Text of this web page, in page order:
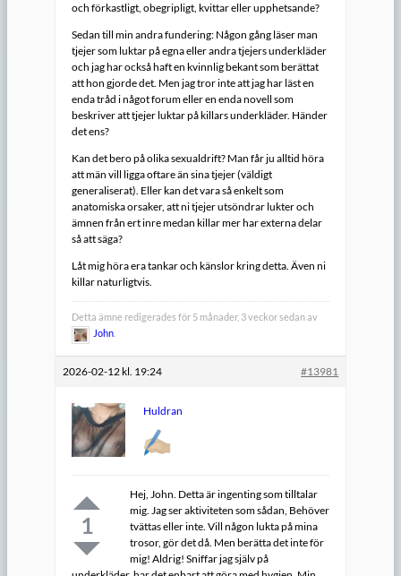
och förkastligt, obegripligt, kvittar eller upphetsande?
Sedan till min andra fundering: Någon gång läser man
tjejer som luktar på egna eller andra tjejers underkläder
och jag har också haft en kvinnlig bekant som berättat
att hon gjorde det. Men jag tror inte att jag har läst en
enda tråd i något forum eller en enda novell som
beskriver att tjejer luktar på killars underkläder. Händer
det ens?
Kan det bero på olika sexualdrift? Man får ju alltid höra
att män vill ligga oftare än sina tjejer (väldigt
generaliserat). Eller kan det vara så enkelt som
anatomiska orsaker, att ni tjejer utsöndrar lukter och
ämnen från ert inre medan killar mer har externa delar
så att säga?
Låt mig höra era tankar och känslor kring detta. Även ni
killar naturligtvis.
Detta ämne redigerades för 5 månader, 3 veckor sedan av
John.
2026-02-12 kl. 19:24 #13981
Huldran
1
Hej, John. Detta är ingenting som tilltalar
mig. Jag ser aktiviteten som sådan, Behöver
tvättas eller inte. Vill någon lukta på mina
trosor, gör det då. Men berätta det inte för
mig! Aldrig! Sniffar jag själv på